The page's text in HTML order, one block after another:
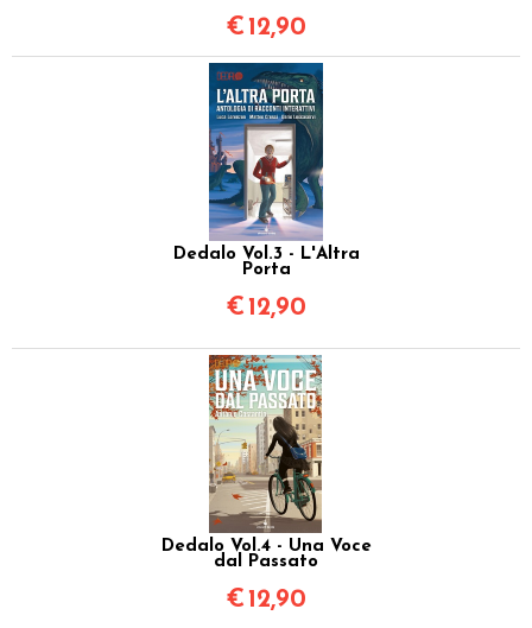
€ 12,90
Dedalo Vol.3 - L'Altra
Porta
€ 12,90
Dedalo Vol.4 - Una Voce
dal Passato
€ 12,90